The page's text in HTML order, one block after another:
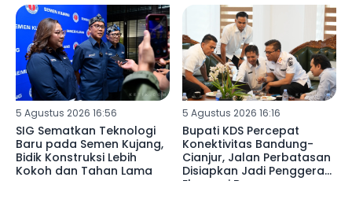
5 Agustus 2026 16:56
SIG Sematkan Teknologi
Baru pada Semen Kujang,
Bidik Konstruksi Lebih
Kokoh dan Tahan Lama
5 Agustus 2026 16:16
Bupati KDS Percepat
Konektivitas Bandung-
Cianjur, Jalan Perbatasan
Disiapkan Jadi Penggerak
Ekonomi Baru